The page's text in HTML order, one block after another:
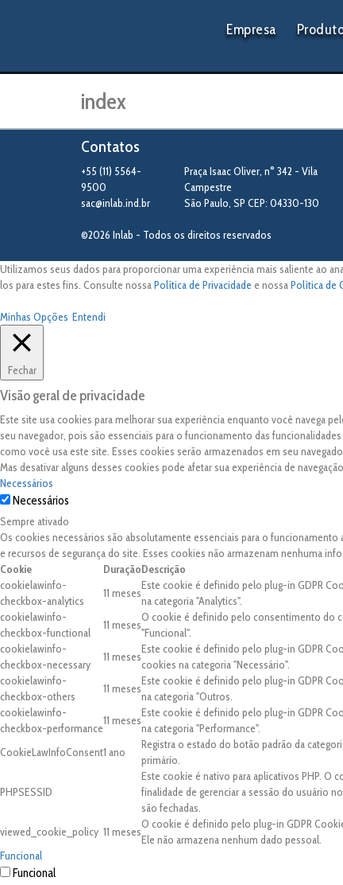
Empresa
index
Contatos
+55 (11) 5564-
9500
sac@inlab.ind.br
Praça Isaac Oliver, n° 342 - Vila
Campestre
São Paulo SP CEP: 04330-130
©2026 Inlab - Todos os direitos reservados
Utilizamos seus dados para proporcionar uma experiência mais saliente ao
los para estes fins. Consulte nossaPolítica de Privacidade e nossaPolítica de
Minhas Opções Entendi
Fechar
Visão geral de privacidade
Este site usa cookies para melhorar sua experiência enquanto você navega
seu navegador, pois são essenciais para o funcionamento das
como você usa este site. Esses cookies serão armazenados em seu
Mas desativar alguns desses cookies pode afetar sua experiência de navegação.
Necessários
Necessários
Sempre ativado
Os cookies necessários são absolutamente essenciais para o
e recursos de segurança do site. Esses cookies não armazenam nenhuma
Cookie
DuraçãoDescrição
cookielawinfo-
checkbox-analytics
11 meses
Este cookie é definido pelo plug-in GDPR
na categoria "Analytics".
cookielawinfo-
checkbox-functional
11 meses
O cookie é definido pelo consentimento do
"Funcional".
cookielawinfo-
checkbox-necessary
11 meses
Este cookie é definido pelo plug-in GDPR
cookies na categoria "Necessário".
cookielawinfo-
checkbox-others
11 meses
Este cookie é definido pelo plug-in GDPR
na categoria "Outros.
cookielawinfo-
checkbox-performance
11 meses
Este cookie é definido pelo plug-in GDPR
na categoria "Performance".
CookieLawInfoConsent1 ano
Registra o estado do botão padrão da
primário.
PHPSESSID
Este cookie é nativo para aplicativos PHP. O
finalidade de gerenciar a sessão do usuário
são fechadas.
viewed_cookie_policy 11 meses
O cookie é definido pelo plug-in GDPR
Ele não armazena nenhum dado pessoal.
Funcional
Funcional